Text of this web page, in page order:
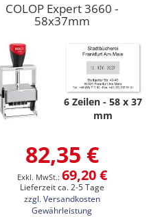
COLOP Expert 3660 -
58x37mm
6 Zeilen
58 x 37
mm
82,35 €
69,20 €
Lieferzeit ca. 2-5 Tage
zzgl. Versandkosten
Gewährleistung